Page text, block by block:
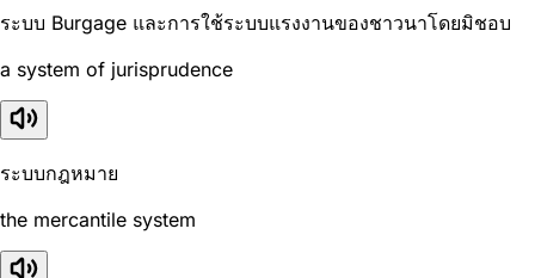
ระบบ Burgage และการใช้ระบบแรงงานของชาวนาโดยมิชอบ
a system of jurisprudence
ระบบกฎหมาย
the mercantile system